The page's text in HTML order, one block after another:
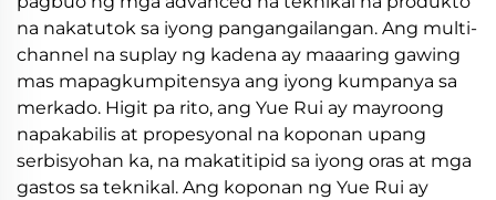
na nakatutok sa iyong pangangailangan. Ang multi-
channel na suplay ng kadena ay maaaring gawing
mas mapagkumpitensya ang iyong kumpanya sa
merkado. Higit pa rito, ang Yue Rui ay mayroong
napakabilis at propesyonal na koponan upang
serbisyohan ka, na makatitipid sa iyong oras at mga
gastos sa teknikal. Ang koponan ng Yue Rui ay